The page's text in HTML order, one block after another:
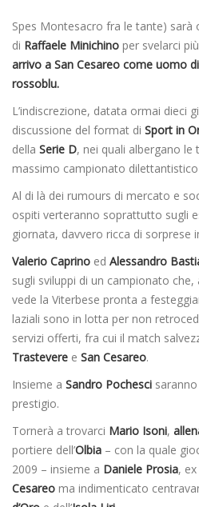
Spes Montesacro fra le tante)
di Raffaele Minichino per svelarci
arrivo a San Cesareo come uomo
rossoblu.
L’indiscrezione, datata ormai dieci
discussione del format di Sport in
della Serie D, nei quali albergano le
massimo campionato
Al di là dei rumours di mercato e
ospiti verteranno soprattutto sugli
giornata, davvero ricca di sorprese
Valerio Caprino ed Alessandro
sugli sviluppi di un campionato
vede la Viterbese pronta a
laziali sono in lotta per non
servizi offerti, fra cui il match
Trastevere e San Cesareo.
Insieme a Sandro Pochesci
prestigio.
Tornerà a trovarci Mario Isoni,
portiere dell’Olbia – con la quale
2009 – insieme a Daniele Prosia, ex
Cesareo ma indimenticato